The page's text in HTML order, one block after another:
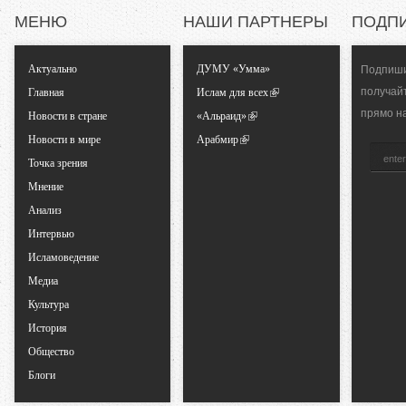
л
)
МЕНЮ
Актуально
Главная
Новости в стране
Новости в мире
Точка зрения
Мнение
Анализ
Интервью
Исламоведение
Медиа
Культура
История
Общество
Блоги
НАШИ ПАРТНЕРЫ
ДУМУ «Умма»
Ислам для всех
«Альраид»
Арабмир
прямо